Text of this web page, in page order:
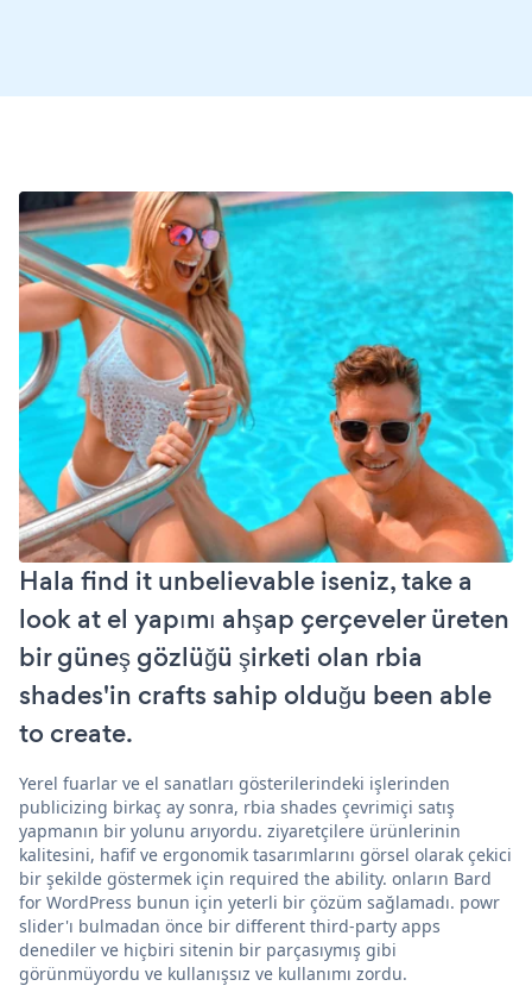
Hala find it unbelievable iseniz, take a
look at el yapımı ahşap çerçeveler üreten
bir güneş gözlüğü şirketi olan rbia
shades'in crafts sahip olduğu been able
to create.
Yerel fuarlar ve el sanatları gösterilerindeki işlerinden
publicizing birkaç ay sonra, rbia shades çevrimiçi satış
yapmanın bir yolunu arıyordu. ziyaretçilere ürünlerinin
kalitesini, hafif ve ergonomik tasarımlarını görsel olarak çekici
bir şekilde göstermek için required the ability. onların Bard
for WordPress bunun için yeterli bir çözüm sağlamadı. powr
slider'ı bulmadan önce bir different third-party apps
denediler ve hiçbiri sitenin bir parçasıymış gibi
görünmüyordu ve kullanışsız ve kullanımı zordu.